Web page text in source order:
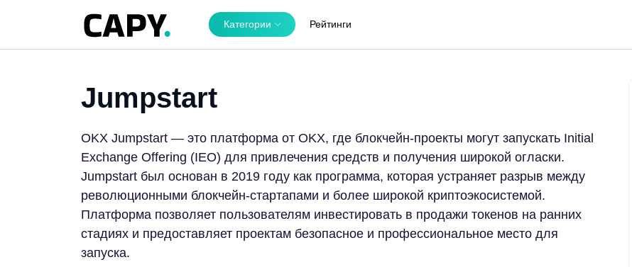
Категории Рейтинги
Jumpstart
OKX Jumpstart — это платформа от OKX, где блокчейн-проекты могут запускать Initial
Exchange Offering (IEO) для привлечения средств и получения широкой огласки.
Jumpstart был основан в 2019 году как программа, которая устраняет разрыв между
революционными блокчейн-стартапами и более широкой криптоэкосистемой.
Платформа позволяет пользователям инвестировать в продажи токенов на ранних
стадиях и предоставляет проектам безопасное и профессиональное место для
запуска.